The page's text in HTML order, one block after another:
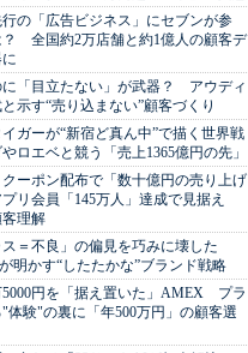
の「広告ビジネス」にセブンが参
？ 全国約2万店舗と約1億人の顧客デ
に「目立たない」が武器？ アウディ
示す“売り込まない”顧客づくり
ガーが“新宿ど真ん中”で描く世界戦
ロエベと競う「売上1365億円の先」
ーポン配布で「数十億円の売り上げ
リ会員「145万人」達成で見据え
理解
ス＝不良」の偏見を巧みに壊した
明かす“したたかな”ブランド戦略
5000円を「据え置いた」AMEX プラ
体験"の裏に「年500万円」の顧客選